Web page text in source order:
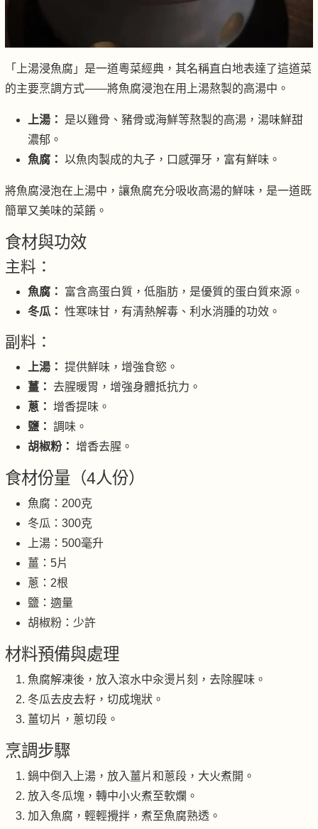
「上湯浸魚腐」是一道粵菜經典，其名稱直白地表達了這道菜
的主要烹調方式——將魚腐浸泡在用上湯熬製的高湯中。
上湯：
是以雞骨、豬骨或海鮮等熬製的高湯，湯味鮮甜
濃郁。
魚腐： 以魚肉製成的丸子，口感彈牙，富有鮮味。
將魚腐浸泡在上湯中，讓魚腐充分吸收高湯的鮮味，是一道既
簡單又美味的菜餚。
食材與功效
主料：
魚腐：
富含高蛋白質，低脂肪，是優質的蛋白質來源。
冬瓜： 性寒味甘，有清熱解毒、利水消腫的功效。
副料：
上湯： 提供鮮味，增強食慾。
薑： 去腥暖胃，增強身體抵抗力。
蔥： 增香提味。
鹽： 調味。
胡椒粉： 增香去腥。
食材份量（4人份）
魚腐：200克
冬瓜：300克
上湯：500毫升
薑：5片
蔥：2根
鹽：適量
胡椒粉：少許
材料預備與處理
魚腐解凍後，放入滾水中汆燙片刻，去除腥味。
冬瓜去皮去籽，切成塊狀。
薑切片，蔥切段。
烹調步驟
鍋中倒入上湯，放入薑片和蔥段，大火煮開。
放入冬瓜塊，轉中小火煮至軟爛。
加入魚腐，輕輕攪拌，煮至魚腐熟透。